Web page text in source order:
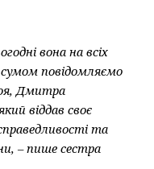
вона на всіх
повідомляємо
Дмитра
віддав своє
та
– пише сестра